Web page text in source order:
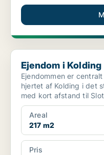
Ejendom i Kolding
Ejendom i Kolding
Ejendommen er
hjertet af Kolding i det
med kort afstand til
g...
Areal
217 m2
Pris